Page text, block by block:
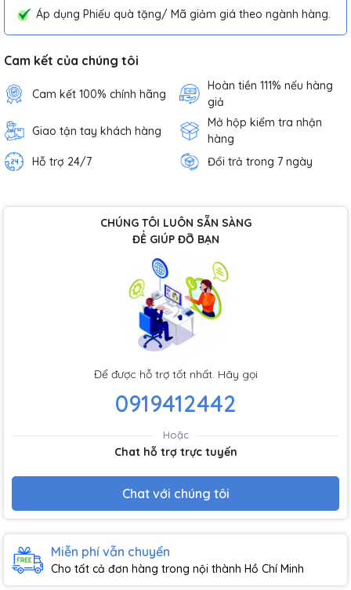
Áp dụng Phiếu quà tặng/ Mã giảm giá theo ngành hàng.
Cam kết của chúng tôi
Cam kết 100% chính hãng
Hoàn tiền 111% nếu hàng
giả
Giao tận tay khách hàng
Mở hộp kiểm tra nhận
hàng
Hỗ trợ 24/7
Đổi trả trong 7 ngày
CHÚNG TÔI LUÔN SẴN SÀNG
ĐỂ GIÚP ĐỠ BẠN
Để được hỗ trợ tốt nhất. Hãy gọi
0919412442
Hoặc
Chat hỗ trợ trực tuyến
Chat với chúng tôi
Miễn phí vẫn chuyển
Cho tất cả đơn hàng trong nội thành Hồ Chí Minh